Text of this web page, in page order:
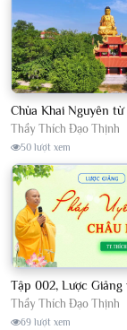
Thầy Thích Đạo Thịnh
50 lượt xem
Thầy Thích Đạo Thịnh
69 lượt xem